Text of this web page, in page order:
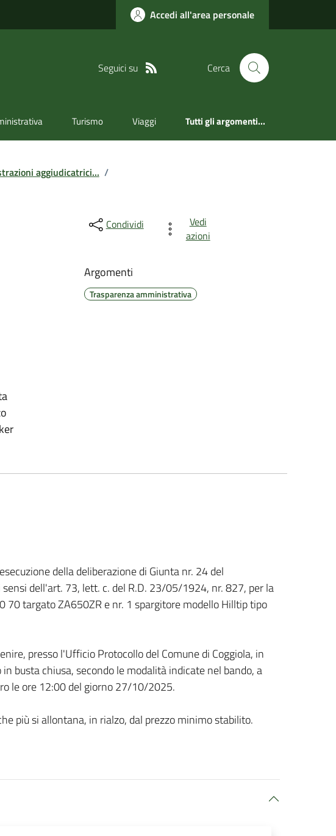
Accedi all'area personale
Seguici su Cerca
Turismo Viaggi Tutti gli argomenti...
aggiudicatrici... /
Condividi
Vedi
azioni
Argomenti
Trasparenza amministrativa
della deliberazione di Giunta nr. 24 del
dell'art. 73, lett. c. del R.D. 23/05/1924, nr. 827, per la
70 targato ZA650ZR e nr. 1 spargitore modello Hilltip tipo
presso l'Ufficio Protocollo del Comune di Coggiola, in
busta chiusa, secondo le modalità indicate nel bando, a
le ore 12:00 del giorno 27/10/2025.
più si allontana, in rialzo, dal prezzo minimo stabilito.